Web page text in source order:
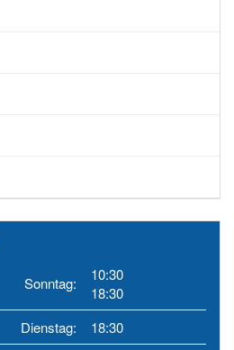
Sonntag:
10:30
18:30
Dienstag:
18:30